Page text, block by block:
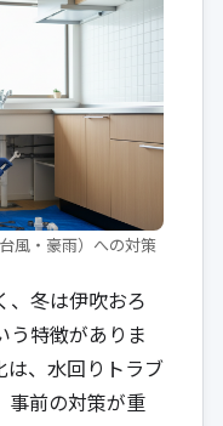
風・豪雨）への対策
、冬は伊吹おろ
う特徴がありま
は、水回りトラブ
事前の対策が重